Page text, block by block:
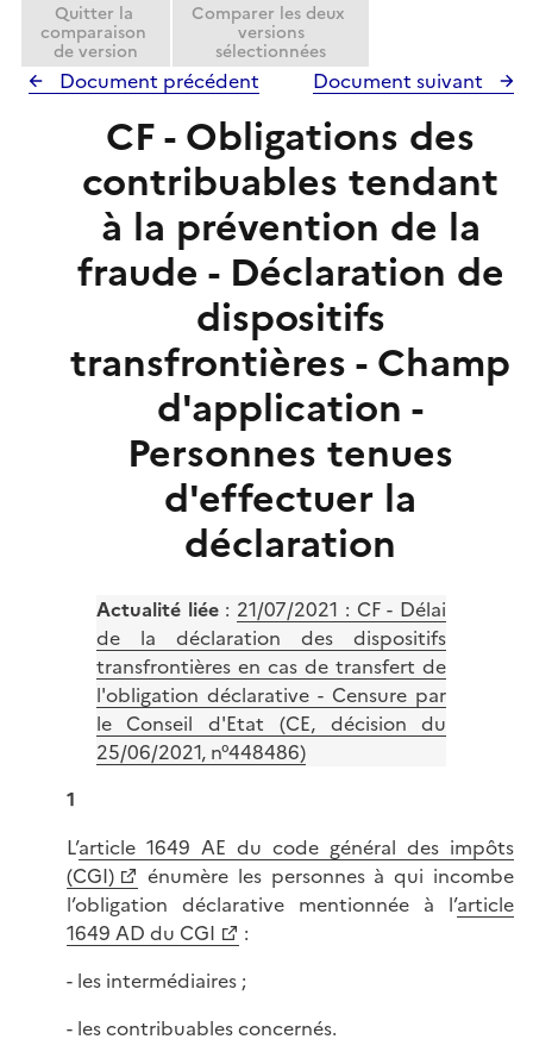
Quitter la
comparaison
de version
Comparer les deux
versions
sélectionnées
Document précédent Document suivant
CF - Obligations des
contribuables tendant
à la prévention de la
fraude - Déclaration de
dispositifs
transfrontières - Champ
d'application -
Personnes tenues
d'effectuer la
déclaration
Actualité liée: 21/07/2021 : CF - Délai
de la déclaration des dispositifs
transfrontières en cas de transfert de
l'obligation déclarative - Censure par
le Conseil d'Etat (CE, décision du
25/06/2021, n°448486)
1
L’article 1649 AE du code général des impôts
(CGI)
énumère les personnes à qui incombe
l’obligation déclarative mentionnée à l’article
1649 AD du CGI
:
- les intermédiaires ;
- les contribuables concernés.